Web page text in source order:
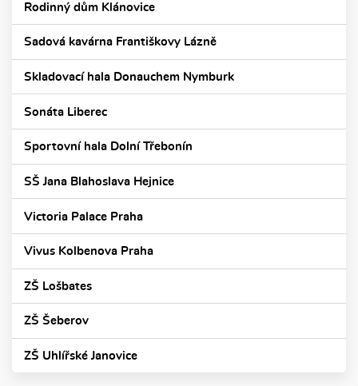
Rodinný dům Klánovice
Sadová kavárna Františkovy Lázně
Skladovací hala Donauchem Nymburk
Sonáta Liberec
Sportovní hala Dolní Třebonín
SŠ Jana Blahoslava Hejnice
Victoria Palace Praha
Vivus Kolbenova Praha
ZŠ Lošbates
ZŠ Šeberov
ZŠ Uhlířské Janovice